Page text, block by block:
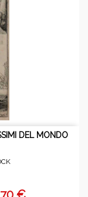
DEL MONDO